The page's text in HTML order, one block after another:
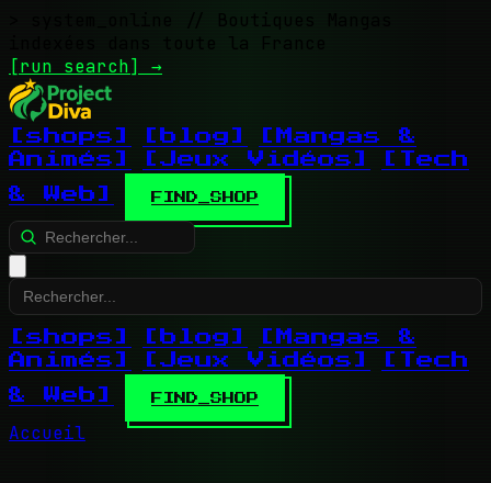
// Boutiques Mangas
indexées dans toute la France
[run search] →
[shops] [blog]
[Mangas &
Animés]
[Jeux Vidéos]
[Tech
& Web]
FIND_SHOP
[shops] [blog]
[Mangas &
Animés]
[Jeux Vidéos]
[Tech
& Web]
FIND_SHOP
Accueil